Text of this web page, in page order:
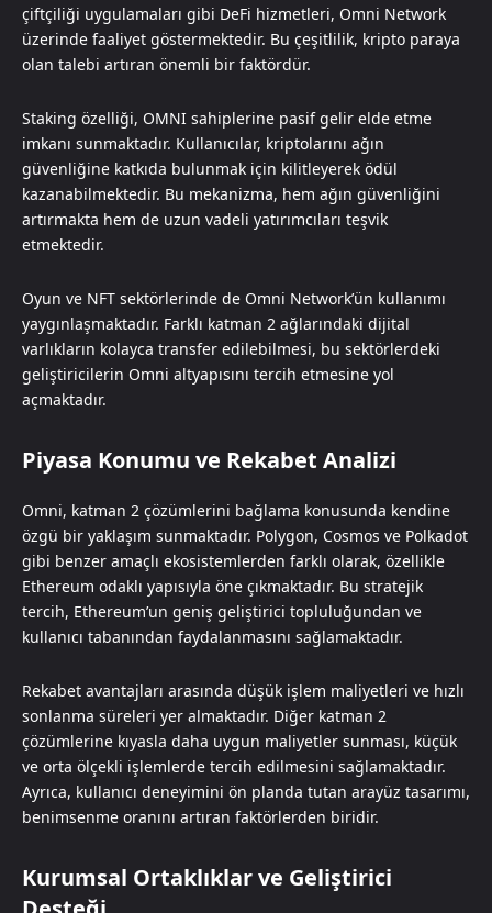
çiftçiliği uygulamaları gibi DeFi hizmetleri, Omni Network
üzerinde faaliyet göstermektedir. Bu çeşitlilik, kripto paraya
olan talebi artıran önemli bir faktördür.
Staking özelliği, OMNI sahiplerine pasif gelir elde etme
imkanı sunmaktadır. Kullanıcılar, kriptolarını ağın
güvenliğine katkıda bulunmak için kilitleyerek ödül
kazanabilmektedir. Bu mekanizma, hem ağın güvenliğini
artırmakta hem de uzun vadeli yatırımcıları teşvik
etmektedir.
Oyun ve NFT sektörlerinde de Omni Network’ün kullanımı
yaygınlaşmaktadır. Farklı katman 2 ağlarındaki dijital
varlıkların kolayca transfer edilebilmesi, bu sektörlerdeki
geliştiricilerin Omni altyapısını tercih etmesine yol
açmaktadır.
Piyasa Konumu ve Rekabet Analizi
Omni, katman 2 çözümlerini bağlama konusunda kendine
özgü bir yaklaşım sunmaktadır. Polygon, Cosmos ve Polkadot
gibi benzer amaçlı ekosistemlerden farklı olarak, özellikle
Ethereum odaklı yapısıyla öne çıkmaktadır. Bu stratejik
tercih, Ethereum’un geniş geliştirici topluluğundan ve
kullanıcı tabanından faydalanmasını sağlamaktadır.
Rekabet avantajları arasında düşük işlem maliyetleri ve hızlı
sonlanma süreleri yer almaktadır. Diğer katman 2
çözümlerine kıyasla daha uygun maliyetler sunması, küçük
ve orta ölçekli işlemlerde tercih edilmesini sağlamaktadır.
Ayrıca, kullanıcı deneyimini ön planda tutan arayüz tasarımı,
benimsenme oranını artıran faktörlerden biridir.
Kurumsal Ortaklıklar ve Geliştirici